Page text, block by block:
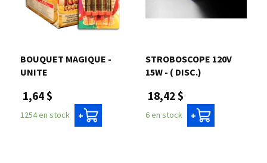
BOUQUET MAGIQUE -
UNITE
1,64 $
1254 en stock +
STROBOSCOPE 120V
15W - ( DISC.)
18,42 $
6 en stock +